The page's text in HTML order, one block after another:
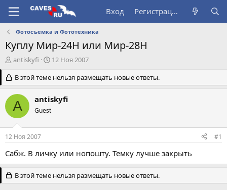
Вход Регистрация
Фотосъемка и Фототехника
Куплу Мир-24Н или Мир-28Н
А
т
о
р
т
е
м
antiskyfi
Д
т
а
н
а
а
12 Ноя 2007
В этой теме нельзя размещать новые ответы.
A antiskyfi
Guest
12 Ноя 2007 #1
Сабж. В личку или нопошту. Темку лучше закрыть
В этой теме нельзя размещать новые ответы.